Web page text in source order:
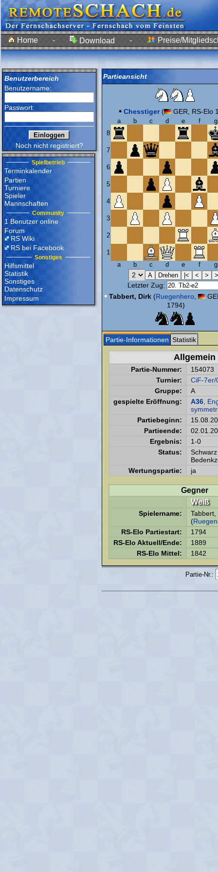
Home - Download - Preise/
Benutzerbereich
Benutzername:
Passwort:
Noch nicht registriert?
Spielbetrieb
Terminkalender
Partien
Turniere
Spieler
Mannschaften
Community
1 Benutzer online
Forum
RS Wiki
RS bei Facebook
Sonstiges
Hilfsmittel
Statistik
Sonstiges
Datenschutz
Impressum
Partieansicht
• Chesstiger( GER, RS-Elo
a b c d e f
g
8
7
6
5
4
3
2
1
a
b c d e f g
Letzter Zug:
• Tabbert, Dirk (Ruegenhero
1794)
Partie-Informationen Statistik
Allgemein
Partie-Nummer:
154073
Turnier:
CiF-7er/
Gruppe:
A
gespielte Eröffnung:
A36 ,
Partiebeginn:
Partieende:
Ergebnis:
1-0
Status:
Wertungspartie:
ja
Gegner
Weiß
Spielername:
Tabbert,
(
RS-Elo Partiestart:
1794
RS-Elo Aktuell/Ende:
1889
RS-Elo Mittel:
1842
Partie-Nr.: